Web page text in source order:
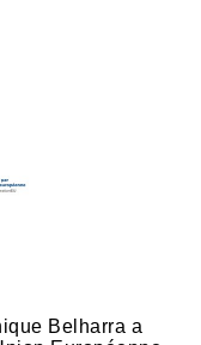
Belharra a